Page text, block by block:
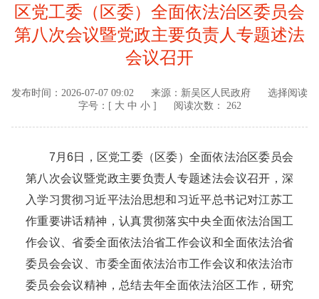
区党工委（区委）全面依法治区委员会
第八次会议暨党政主要负责人专题述法
会议召开
发布时间： 2026-07-07 09:02 来源： 新吴区人民政府
选择阅读
字号：[ 大 中 小] 阅读次数： 262
7月6日，区党工委（区委）全面依法治区委员会
第八次会议暨党政主要负责人专题述法会议召开，深
入学习贯彻习近平法治思想和习近平总书记对江苏工
作重要讲话精神，认真贯彻落实中央全面依法治国工
作会议、省委全面依法治省工作会议和全面依法治省
委员会会议、市委全面依法治市工作会议和依法治市
委员会会议精神，总结去年全面依法治区工作，研究